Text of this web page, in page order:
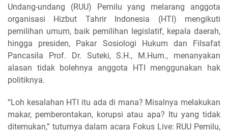
Undang-undang (RUU) Pemilu yang melarang anggota
organisasi Hizbut Tahrir Indonesia (HTI) mengikuti
pemilihan umum, baik pemilihan legislatif, kepala daerah,
hingga presiden, Pakar Sosiologi Hukum dan Filsafat
Pancasila Prof. Dr. Suteki, S.H., M.Hum., menanyakan
alasan tidak bolehnya anggota HTI menggunakan hak
politiknya.
“Loh kesalahan HTI itu ada di mana? Misalnya melakukan
makar, pemberontakan, korupsi atau apa? Itu yang tidak
ditemukan,” tuturnya dalam acara Fokus Live: RUU Pemilu,